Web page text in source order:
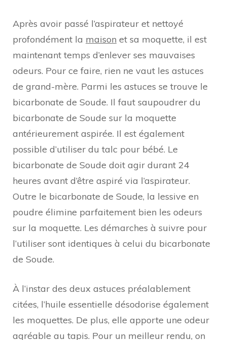
Après avoir passé l’aspirateur et nettoyé
profondément la maison et sa moquette, il est
maintenant temps d’enlever ses mauvaises
odeurs. Pour ce faire, rien ne vaut les astuces
de grand-mère. Parmi les astuces se trouve le
bicarbonate de Soude. Il faut saupoudrer du
bicarbonate de Soude sur la moquette
antérieurement aspirée. Il est également
possible d’utiliser du talc pour bébé. Le
bicarbonate de Soude doit agir durant 24
heures avant d’être aspiré via l’aspirateur.
Outre le bicarbonate de Soude, la lessive en
poudre élimine parfaitement bien les odeurs
sur la moquette. Les démarches à suivre pour
l’utiliser sont identiques à celui du bicarbonate
de Soude.
À l’instar des deux astuces préalablement
citées, l’huile essentielle désodorise également
les moquettes. De plus, elle apporte une odeur
agréable au tapis. Pour un meilleur rendu, on